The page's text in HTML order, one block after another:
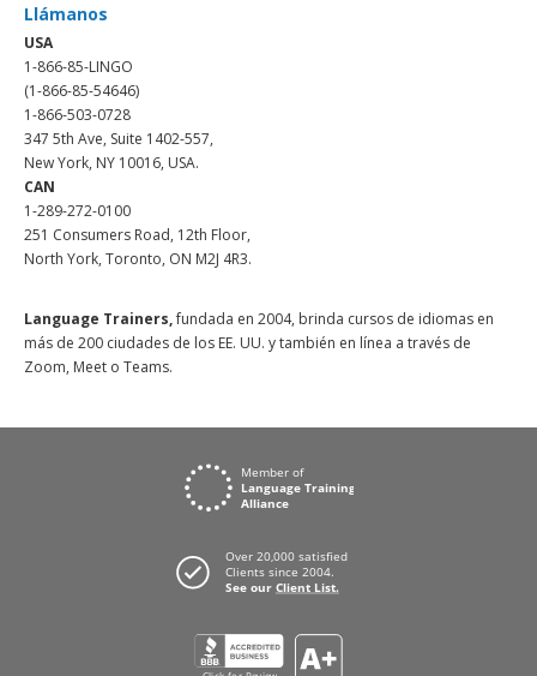
Llámanos
USA
1-866-85-LINGO
(1-866-85-54646)
1-866-503-0728
347 5th Ave, Suite 1402-557,
New York, NY 10016, USA.
CAN
1-289-272-0100
251 Consumers Road, 12th Floor,
North York, Toronto, ON M2J 4R3.
Language Trainers,fundada en 2004, brinda cursos de idiomas en
más de 200 ciudades de los EE. UU. y también en línea a través de
Zoom, Meet o Teams.